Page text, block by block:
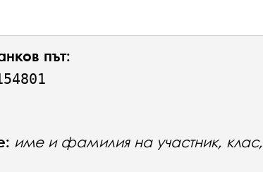
път:
име и фамилия на участник, клас,